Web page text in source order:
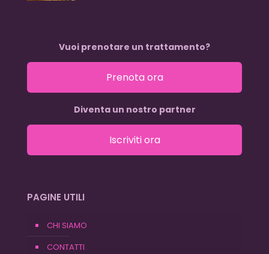
Vuoi prenotare un trattamento?
Prenota ora
Diventa un nostro partner
Iscriviti ora
PAGINE UTILI
CHI SIAMO
CONTATTI